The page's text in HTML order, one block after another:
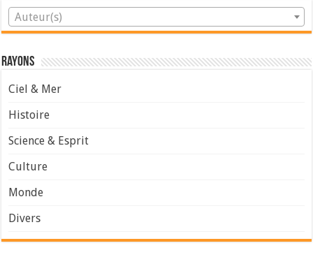
Auteur(s)
Rayons
Ciel & Mer
Histoire
Science & Esprit
Culture
Monde
Divers